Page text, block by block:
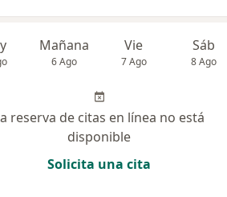
Mañana
6 Ago
Vie
7 Ago
Sáb
8 Ago
reserva de citas en línea no está
disponible
Solicita una cita